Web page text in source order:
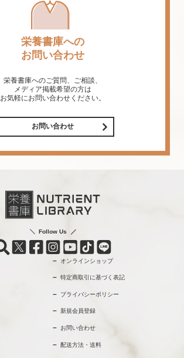
栄養書庫への
お問い合わせ
栄養書庫へのご質問、ご相談、
メディア掲載希望の方は
お気軽にお問い合わせください。
お問い合わせ
Follow Us
オンラインショップ
特定商取引に基づく表記
プライバシーポリシー
新規会員登録
お問い合わせ
配送方法・送料